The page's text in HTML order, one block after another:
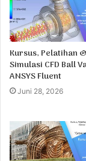
Kursus, Pelatihan
Simulasi CFD Ball
ANSYS Fluent
Juni 28, 2026